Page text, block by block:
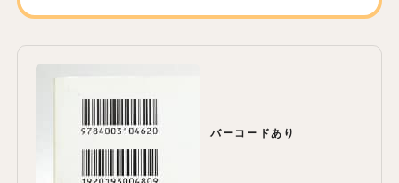
バーコードあり